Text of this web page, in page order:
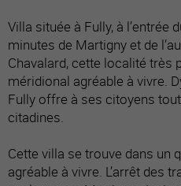
Villa située à Fully, à l’entrée
minutes de Martigny et de
Chavalard, cette localité très
méridional agréable à vivre.
Fully offre à ses citoyens
citadines.
Cette villa se trouve dans un
agréable à vivre. L’arrêt des